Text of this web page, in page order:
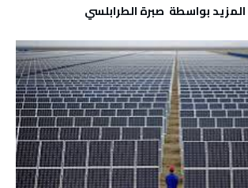
‫‫المزيد بواسطة‬ ‬ صبرة الطرابلسي